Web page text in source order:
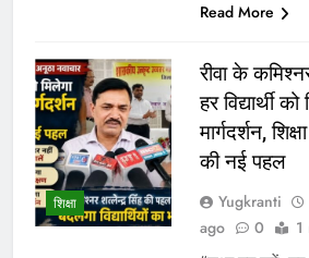
आईआईटी बॉम्बे का प्रशिक्षण या भ्रष्टाचार पर
निर्माण विभाग पर उठे बड़े सवाल
नवनियुक्त भाजयुमो जिला अध्यक्ष का वरिष्ठ
युवाओं के समक्ष पदभार ग्रहण समारोह कल
मंत्री विजयवर्गीय ने भाजपा प्रदेश कार्यालय में